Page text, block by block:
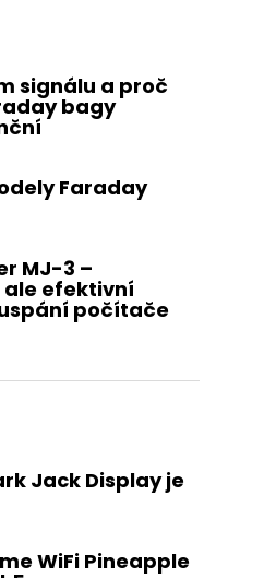
signálu a proč
bagy
Faraday
MJ-3 –
efektivní
počítače
Jack Display je
WiFi Pineapple